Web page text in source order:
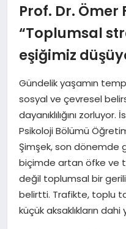
DÜNYA
MAGAZIN
EĞITIM
SAĞLIK
TEKNOLOJI
Prof. Dr. Ömer
“Toplumsal
eşiğimiz
Gündelik yaşamın
sosyal ve çevresel
dayanıklılığını
Psikoloji Bölümü
Şimşek, son dönemde
biçimde artan öfke ve
değil toplumsal bir
belirtti. Trafikte, toplu
küçük aksaklıkların